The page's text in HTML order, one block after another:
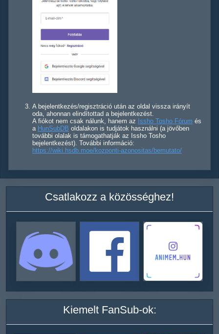
A bejelentkezés/regisztráció után az oldal vissza irányít
oda, ahonnan elindítottad a bejelentkezést.
A fiókot nem csak nálunk, hanem az Issho Tosho Fórum és
a HunSubDB oldalakon is tudjátok használni (a jövőben
további olalak is támogathatják az Issho Tosho
bejelentkezést). További információ:
https://wiki.hsdb.moe/kozponti-azonositas/bemutato/
Csatlakozz a közösséghez!
Kiemelt FanSub-ok: